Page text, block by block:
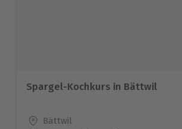
Spargel-Kochkurs in Bättwil
Standort
Bättwil